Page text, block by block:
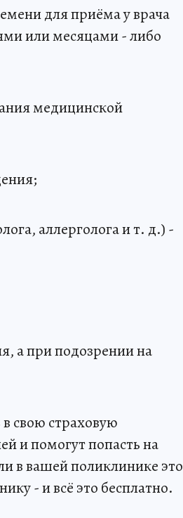
для приёма у врача
или месяцами - либо
медицинской
аллерголога и т. д.) -
а при подозрении на
свою страховую
и помогут попасть на
в вашей поликлинике это
- и всё это бесплатно.